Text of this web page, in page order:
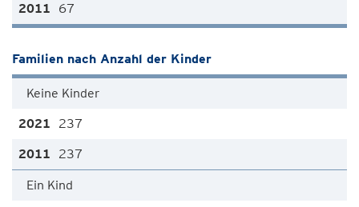
67
Familien nach Anzahl der Kinder
Keine Kinder
237
237
Ein Kind